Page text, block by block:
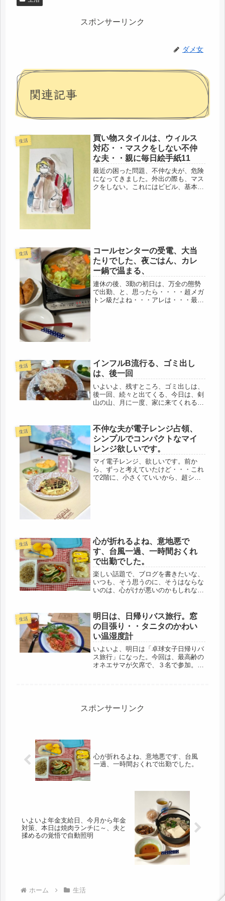
スポンサーリンク
ダメ女
関連記事
生活
買い物スタイルは、ウィルス
対応・・マスクをしない不仲
な夫・・親に毎日絵手紙11
最近の困った問題、不仲な夫が、危険
になってきました。外出の際も、マス
クをしない。これにはビビル、基本で
生活
コールセンターの受電、大当
たりでした、夜ごはん、カレ
ー鍋で温まる、
連休の後、3勤の初日は、万全の態勢
で出勤、と、思ったら・・・・超メガ
トン級だよね・・・アレは・・・最悪
生活
インフルB流行る、ゴミ出し
は、後一回
いよいよ、残すところ、ゴミ出しは、
後一回、続々と出てくる、今日は、剣
山の山、月に一度、家に来てくれる業
洗濯物干しも、処分しないといけな
い、今、インフルが流行っているよう
で、...
生活
不仲な夫が電子レンジ占領、
シンプルでコンパクトなマイ
レンジ欲しいです。
マイ電子レンジ、欲しいです。前か
ら、ずっと考えていたけど・・・これ
で2階に、小さくていいから、超シン
生活
心が折れるよね、意地悪で
す、台風一過、一時間おくれ
で出勤でした。
楽しい話題で、ブログを書きたいな、
いつも、そう思うのに、そうはならな
いのは、心がけが悪いのかもしれな
ω-`)だいいち、今日は雨、不仲な夫
も、御在宅です(´ﾟдﾟ｀)台風...
生活
明日は、日帰りバス旅行。窓
の目張り・・タニタのかわい
い温湿度計
いよいよ、明日は「卓球女子日帰りバ
ス旅行」になった。今回は、最高齢の
オネエサマが欠席で、３名で参加。２
駐...
スポンサーリンク
心が折れるよね、意地悪です、台風
一過、一時間おくれで出勤でした。
いよいよ年金支給日、今月から年金
対策、本日は焼肉ランチに～、夫と
揉めるの覚悟で自動照明
ホーム 生活